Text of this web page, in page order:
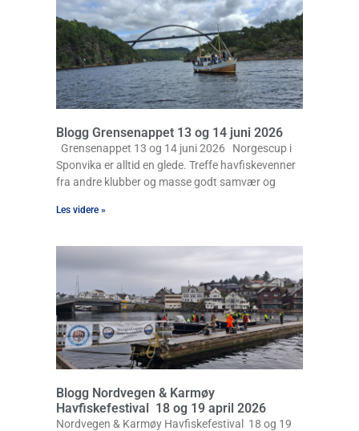
Blogg Grensenappet 13 og 14 juni 2026
Grensenappet 13 og 14 juni 2026 Norgescup i
Sponvika er alltid en glede. Treffe havfiskevenner
fra andre klubber og masse godt samvær og
Les videre »
Blogg Nordvegen & Karmøy
Havfiskefestival 18 og 19 april 2026
Nordvegen & Karmøy Havfiskefestival 18 og 19